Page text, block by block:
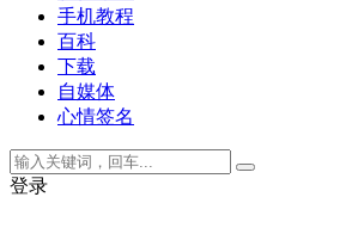
手机教程
百科
下载
自媒体
心情签名
登录